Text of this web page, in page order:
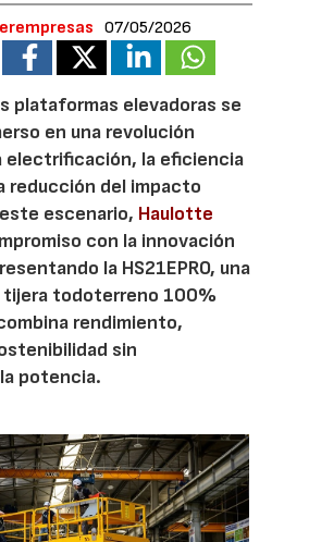
07/05/2026
plataformas elevadoras se
en una revolución
electrificación, la eficiencia
reducción del impacto
escenario, Haulotte
con la innovación
la HS21EPRO, una
tijera todoterreno 100%
rendimiento,
sin
potencia.